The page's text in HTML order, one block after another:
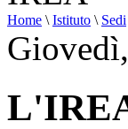
Home \ Istituto \ Sedi